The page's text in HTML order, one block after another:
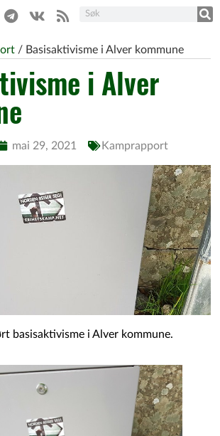
/ Basisaktivisme i Alver kommune
i Alver
mai 29, 2021 Kamprapport
basisaktivisme i Alver kommune.